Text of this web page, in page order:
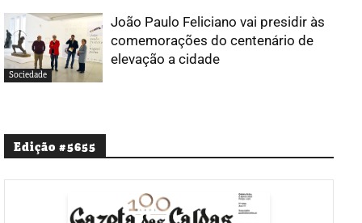
Sociedade
João Paulo Feliciano vai presidir às
comemorações do centenário de
elevação a cidade
Edição #5655